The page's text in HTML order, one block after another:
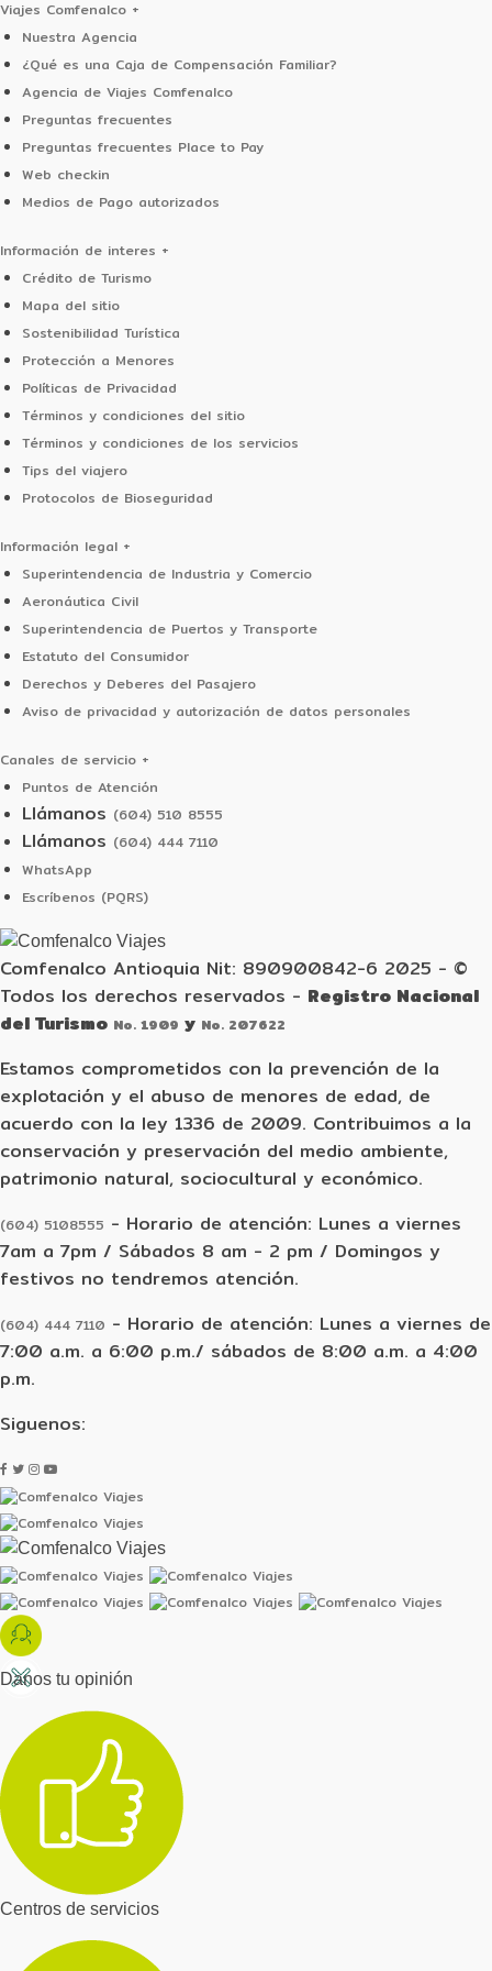
zonas recreativas
Guía acompañante o guía conductor para la experiencia
No incluye:servicios no especificados
Viajes Comfenalco +
Nuestra Agencia
¿Qué es una Caja de Compensación Familiar?
Agencia de Viajes Comfenalco
Preguntas frecuentes
Preguntas frecuentes Place to Pay
Web checkin
Medios de Pago autorizados
Información de interes +
Crédito de Turismo
Mapa del sitio
Sostenibilidad Turística
Protección a Menores
Políticas de Privacidad
Términos y condiciones del sitio
Términos y condiciones de los servicios
Tips del viajero
Protocolos de Bioseguridad
Información legal +
Superintendencia de Industria y Comercio
Aeronáutica Civil
Superintendencia de Puertos y Transporte
Estatuto del Consumidor
Derechos y Deberes del Pasajero
Aviso de privacidad y autorización de datos personales
Canales de servicio +
Puntos de Atención
Llámanos (604) 510 8555
Llámanos (604) 444 7110
WhatsApp
Escríbenos (PQRS)
Comfenalco Antioquia Nit: 890900842-6 2025 - ©
Todos los derechos reservados - Registro Nacional
del Turismo No. 1909 y No. 207622
Estamos comprometidos con la prevención de la
explotación y el abuso de menores de edad, de
acuerdo con la ley 1336 de 2009. Contribuimos a la
conservación y preservación del medio ambiente,
patrimonio natural, sociocultural y económico.
(604) 5108555 - Horario de atención: Lunes a viernes
7am a 7pm / Sábados 8 am - 2 pm / Domingos y
festivos no tendremos atención.
(604) 444 7110 - Horario de atención: Lunes a viernes de
7:00 a.m. a 6:00 p.m./ sábados de 8:00 a.m. a 4:00
p.m.
Siguenos:
Danos tu opinión
Centros de servicios